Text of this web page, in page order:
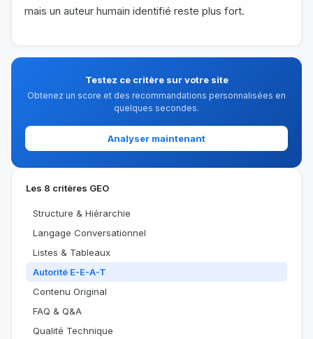
mais un auteur humain identifié reste plus fort.
Testez ce critère sur votre site
Obtenez un score et des recommandations personnalisées en
quelques secondes.
Analyser maintenant
Les 8 critères GEO
Structure & Hiérarchie
Langage Conversationnel
Listes & Tableaux
Autorité E-E-A-T
Contenu Original
FAQ & Q&A
Qualité Technique